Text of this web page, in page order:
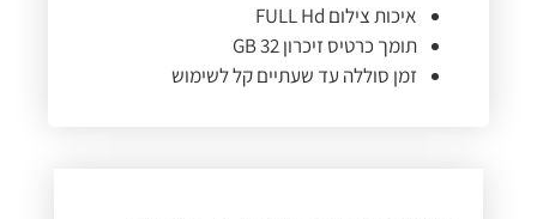
איכות צילום FULL Hd
תומך כרטיס זיכרון 32 GB
זמן סוללה עד שעתיים קל לשימוש